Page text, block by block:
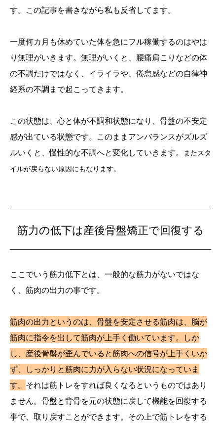
す。この記事を書きながら私も反省してます。
一度何カ月も休めていた体を急にフル稼働するのはやは
り無理がいきます。無理がいくと、腰痛肩こりなどの体
の不調だけではなく、イライラや、倦怠感などの自律神
経系の不調まで起こってきます。
この状態は、心と体が不調和状態になり、骨盤の不安定
感が出ている状態です。このままアンバランスがズルズ
ルいくと、慢性的な不調へと変化していきます。
またスタ
イルが戻らない原因にもなります。
筋力の低下は産後骨盤矯正で回復する
ここでいう筋力低下とは、一般的な筋力がないではな
く、筋肉の出力の事です。
筋肉の出力というのは、骨盤を安定させる筋肉は、脳が
筋肉に指令を出して筋肉が上手く働いています。しか
し、産後骨盤が歪んでいると筋肉への信号が上手くいか
ず、しっかりと筋肉に力が入らない状況になっていま
す。 それは筋トレをすれば良くなるというものではあり
ません。骨盤と背骨を元の状態に戻して機能を回復する
事で、取り戻すことができます。その上で筋トレをする